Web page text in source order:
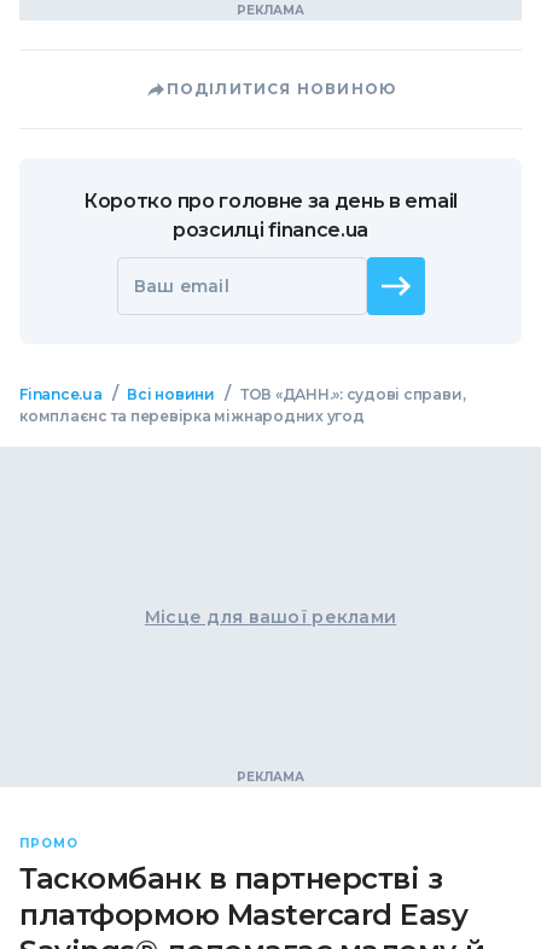
ПОДІЛИТИСЯ НОВИНОЮ
Коротко про головне за день в email
розсилці finance.ua
Ваш email
Finance.ua / Всі новини / ТОВ «ДАНН.»: судові справи,
комплаєнс та перевірка міжнародних угод
Місце для вашої реклами
ПРОМО
Таскомбанк в партнерстві з
платформою Mastercard Easy